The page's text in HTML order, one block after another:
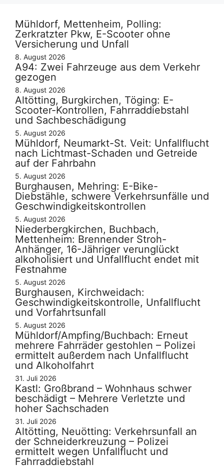
Mühldorf, Mettenheim, Polling:
Zerkratzter Pkw, E-Scooter ohne
Versicherung und Unfall
8. August 2026
A94: Zwei Fahrzeuge aus dem Verkehr
gezogen
8. August 2026
Altötting, Burgkirchen, Töging: E-
Scooter-Kontrollen, Fahrraddiebstahl
und Sachbeschädigung
5. August 2026
Mühldorf, Neumarkt-St. Veit: Unfallflucht
nach Lichtmast-Schaden und Getreide
auf der Fahrbahn
5. August 2026
Burghausen, Mehring: E-Bike-
Diebstähle, schwere Verkehrsunfälle und
Geschwindigkeitskontrollen
5. August 2026
Niederbergkirchen, Buchbach,
Mettenheim: Brennender Stroh-
Anhänger, 16-Jähriger verunglückt
alkoholisiert und Unfallflucht endet mit
Festnahme
5. August 2026
Burghausen, Kirchweidach:
Geschwindigkeitskontrolle, Unfallflucht
und Vorfahrtsunfall
5. August 2026
Mühldorf/Ampfing/Buchbach: Erneut
mehrere Fahrräder gestohlen – Polizei
ermittelt außerdem nach Unfallflucht
und Alkoholfahrt
31. Juli 2026
Kastl: Großbrand – Wohnhaus schwer
beschädigt – Mehrere Verletzte und
hoher Sachschaden
31. Juli 2026
Altötting, Neuötting: Verkehrsunfall an
der Schneiderkreuzung – Polizei
ermittelt wegen Unfallflucht und
Fahrraddiebstahl